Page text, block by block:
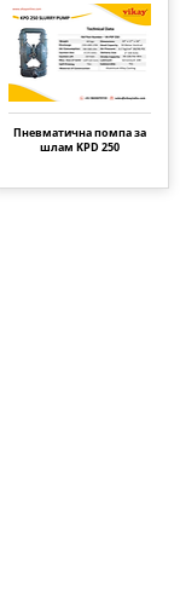
Пневматична помпа за
шлам KPD 250